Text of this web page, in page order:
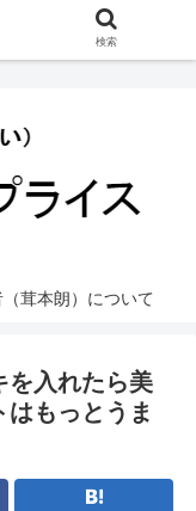
茸本朗）について
を入れたら美
もっとうま
検索